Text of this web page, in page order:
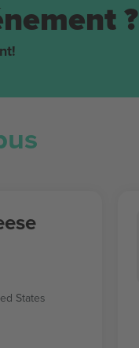
?
States